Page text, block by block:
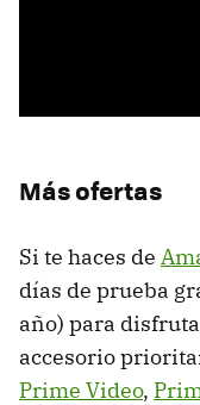
Más ofertas
Si te haces de
días de prueba
año) para
accesorio
Prime Video,